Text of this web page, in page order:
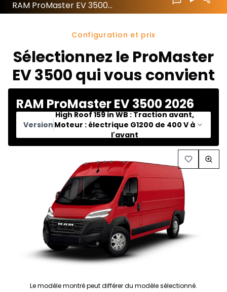
RAM ProMaster EV 3500 2026 configuration et prix
Configuration et prix
Sélectionnez le ProMaster
EV 3500 qui vous convient
RAM ProMaster EV 3500 2026
Version
High Roof 159 in WB : Traction avant,
Moteur : électrique G1200 de 400 V à
l'avant
Le modèle montré peut différer du modèle sélectionné.